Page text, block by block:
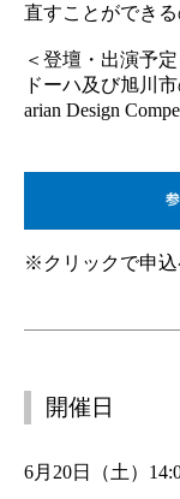
直すことができる
＜登壇・出演予
ドーハ及び旭川
arian Design
※クリックで申
開催日
6月20日（土）